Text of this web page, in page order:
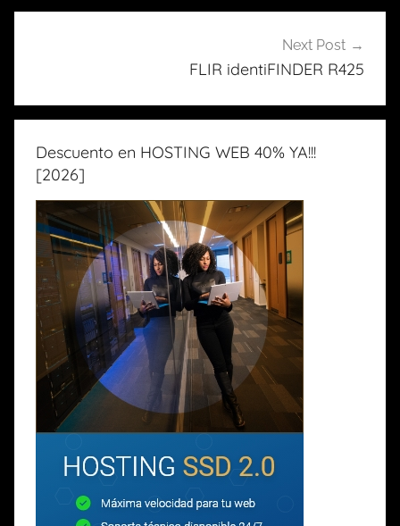
Next Post
FLIR identiFINDER R425
Descuento en HOSTING WEB 40% YA!!!
[2026]